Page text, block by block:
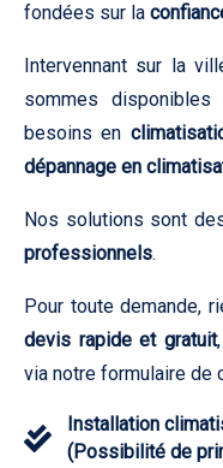
fondées sur la
Intervennant sur la
sommes disponibles
besoins en
dépannage en
Nos solutions sont
professionnels.
Pour toute demande,
devis rapide et gratuit
via notre formulaire de
Installation
(Possibilité de